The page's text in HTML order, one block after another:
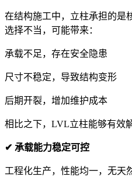
在结构施工中，立柱承担的是
选择不当，可能带来：
承载不足，存在安全隐患
尺寸不稳定，导致结构变形
后期开裂，增加维护成本
相比之下，LVL立柱能够有效
✔ 承载能力稳定可控
工程化生产，性能均一，无天